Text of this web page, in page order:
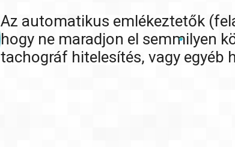
Az automatikus emlékeztetők
hogy ne maradjon el semmilyen
tachográf hitelesítés, vagy egyéb